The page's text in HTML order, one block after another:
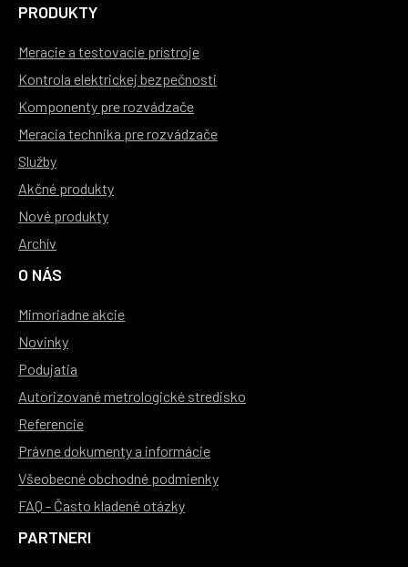
PRODUKTY
Meracie a testovacie prístroje
Kontrola elektrickej bezpečnosti
Komponenty pre rozvádzače
Meracia technika pre rozvádzače
Služby
Akčné produkty
Nové produkty
Archív
O NÁS
Mimoriadne akcie
Novinky
Podujatia
Autorizované metrologické stredisko
Referencie
Právne dokumenty a informácie
Všeobecné obchodné podmienky
FAQ - Často kladené otázky
PARTNERI